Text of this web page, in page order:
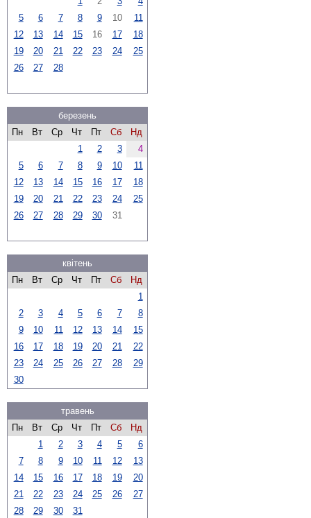
5
6 7 8 9 10
11
12
13 14 15 16 17
18
19
20 21 22 23 24
25
26
27 28
березень
Пн
Вт Ср Чт Пт Сб
Нд
1
2 3
4
5
6 7 8 9 10
11
12
13 14 15 16 17
18
19
20 21 22 23 24
25
26
27 28 29 30 31
квітень
Пн
Вт Ср Чт Пт Сб
Нд
1
2
3 4 5 6 7
8
9
10 11 12 13 14
15
16
17 18 19 20 21
22
23
24 25 26 27 28
29
30
травень
Пн
Вт Ср Чт Пт Сб
Нд
1
2 3 4 5
6
7
8 9 10 11 12
13
14
15 16 17 18 19
20
21
22 23 24 25 26
27
28
29 30 31